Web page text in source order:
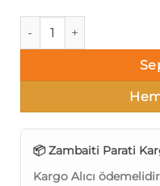
Lamborghini L5-2
📦 Zambaiti Parati
Kargo Alıcı